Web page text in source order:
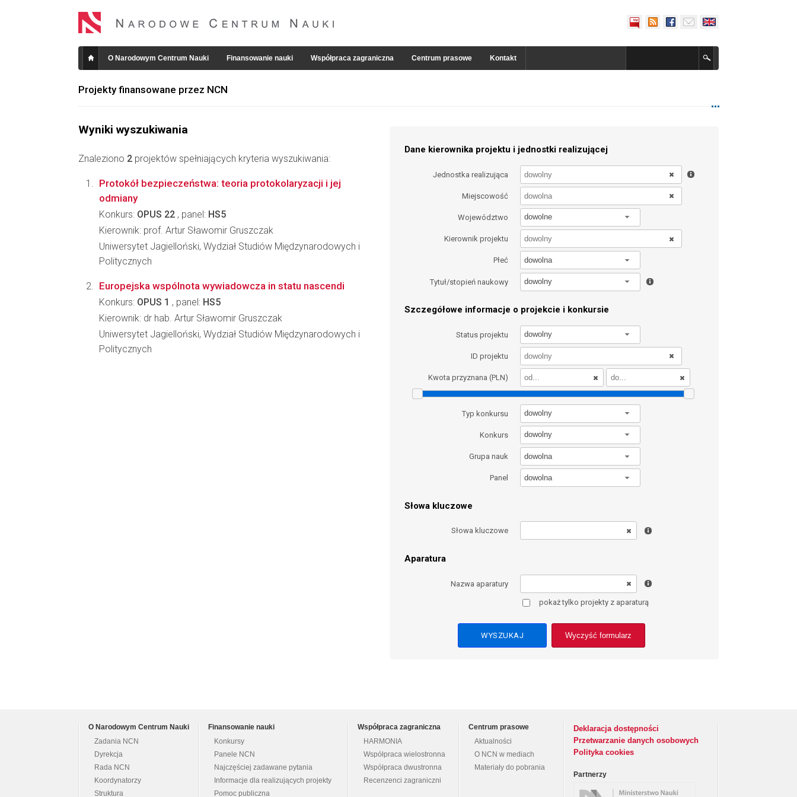
O Narodowym Centrum Nauki Finansowanie nauki Współpraca zagraniczna Centrum prasowe Kontakt
Projekty finansowane przez NCN
Wyniki wyszukiwania
Znaleziono 2 projektów spełniających kryteria wyszukiwania:
Dane kierownika projektu i jednostki realizującej
Jednostka realizująca
Miejscowość
Województwo dowolne
Kierownik projektu
Płeć dowolna
Tytuł/stopień naukowy dowolny
Szczegółowe informacje o projekcie i konkursie
Status projektu dowolny
ID projektu
Kwota przyznana (PLN)
Typ konkursu dowolny
Konkurs dowolny
Grupa nauk dowolna
Panel dowolna
Słowa kluczowe
Słowa kluczowe
Aparatura
Nazwa aparatury
pokaż tylko projekty z aparaturą
Wyczyść formularz
Protokół bezpieczeństwa: teoria protokolaryzacji i jej
odmiany
Konkurs: OPUS 22 , panel: HS5
Kierownik: prof. Artur Sławomir Gruszczak
Uniwersytet Jagielloński, Wydział Studiów Międzynarodowych i
Politycznych
Europejska wspólnota wywiadowcza in statu nascendi
Konkurs: OPUS 1 , panel: HS5
Kierownik: dr hab. Artur Sławomir Gruszczak
Uniwersytet Jagielloński, Wydział Studiów Międzynarodowych i
Politycznych
O Narodowym Centrum Nauki
Zadania NCN
Dyrekcja
Rada NCN
Koordynatorzy
Struktura
Finansowanie nauki
Konkursy
Panele NCN
Najczęściej zadawane pytania
Informacje dla realizujących projekty
Pomoc publiczna
Współpraca zagraniczna
HARMONIA
Współpraca wielostronna
Współpraca dwustronna
Recenzenci zagraniczni
Centrum prasowe
Aktualności
O NCN w mediach
Materiały do pobrania
Deklaracja dostępności
Przetwarzanie danych osobowych
Polityka cookies
Partnerzy